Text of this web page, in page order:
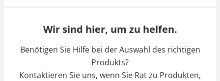
Wir sind hier, um zu helfen.
Benötigen Sie Hilfe bei der Auswahl des richtigen
Produkts?
Kontaktieren Sie uns, wenn Sie Rat zu Produkten,